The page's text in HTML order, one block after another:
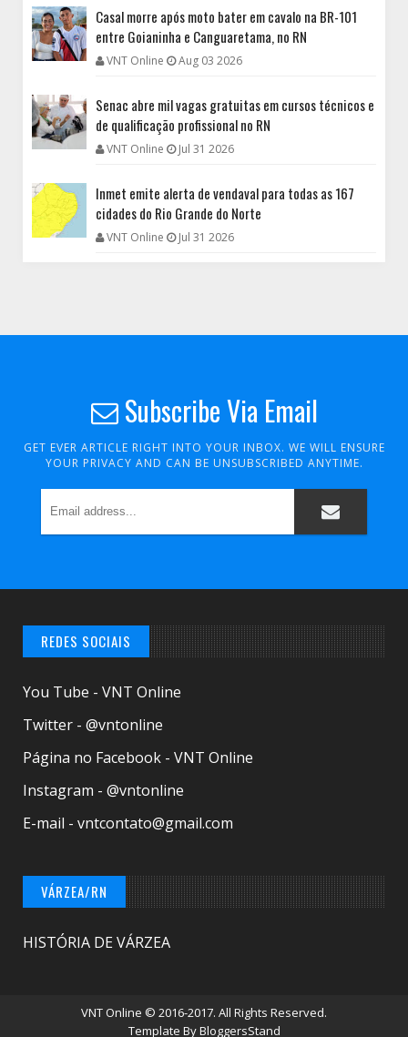
Casal morre após moto bater em cavalo na BR-101
entre Goianinha e Canguaretama, no RN
VNT Online Aug 03 2026
Senac abre mil vagas gratuitas em cursos técnicos e
de qualificação profissional no RN
VNT Online Jul 31 2026
Inmet emite alerta de vendaval para todas as 167
cidades do Rio Grande do Norte
VNT Online Jul 31 2026
Subscribe Via Email
GET EVER ARTICLE RIGHT INTO YOUR INBOX. WE WILL ENSURE
YOUR PRIVACY AND CAN BE UNSUBSCRIBED ANYTIME.
REDES SOCIAIS
You Tube - VNT Online
Twitter - @vntonline
Página no Facebook - VNT Online
Instagram - @vntonline
E-mail - vntcontato@gmail.com
VÁRZEA/RN
HISTÓRIA DE VÁRZEA
VNT Online © 2016-2017. All Rights Reserved.
Template ByBloggersStand